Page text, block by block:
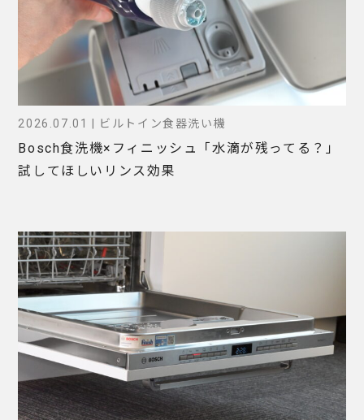
2026.07.01 | ビルトイン食器洗い機
Bosch食洗機×フィニッシュ「水滴が残ってる？」
試してほしいリンス効果